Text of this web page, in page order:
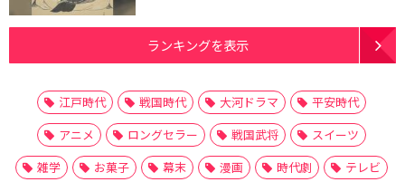
ランキングを表示
江戸時代 戦国時代 大河ドラマ
平安時代
アニメ
ロングセラー 戦国武将
スイーツ
雑学
お菓子 幕末 漫画 時代劇
テレビ